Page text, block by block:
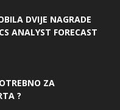
DVIJE NAGRADE
ANALYST FORECAST
ZA
?